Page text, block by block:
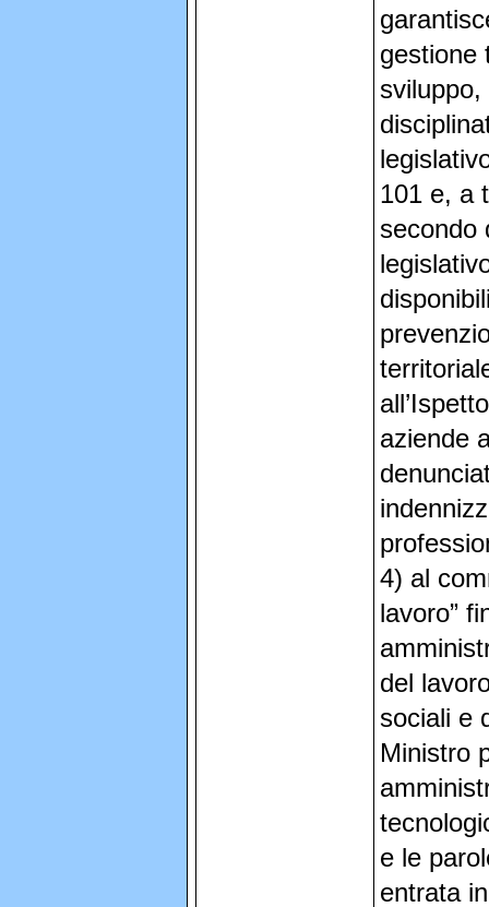
gestione
101 e, a
secondo
aziende
4) al
lavoro”
del
sociali e
Ministro
e le
entrata